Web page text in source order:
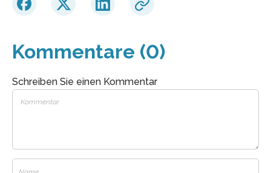
Kommentare (0)
Schreiben Sie einen Kommentar